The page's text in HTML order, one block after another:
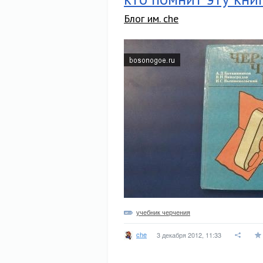
Блог им. che
учебник черчения
che 3 декабря 2012, 11:33